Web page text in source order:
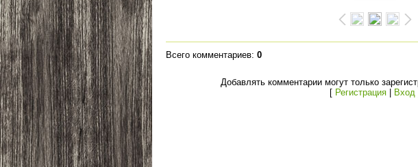
Всего комментариев: 0
Добавлять комментарии могут только
[ Регистрация| Вход